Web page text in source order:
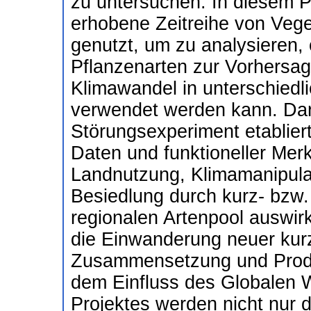
erhobene Zeitreihe von
genutzt, um zu
Pflanzenarten zur
Klimawandel in
verwendet werden kann.
Störungsexperiment
Daten und funktioneller
Landnutzung,
Besiedlung durch kurz-
regionalen Artenpool
die Einwanderung neuer
Zusammensetzung und
dem Einfluss des Globalen
Projektes werden nicht nur